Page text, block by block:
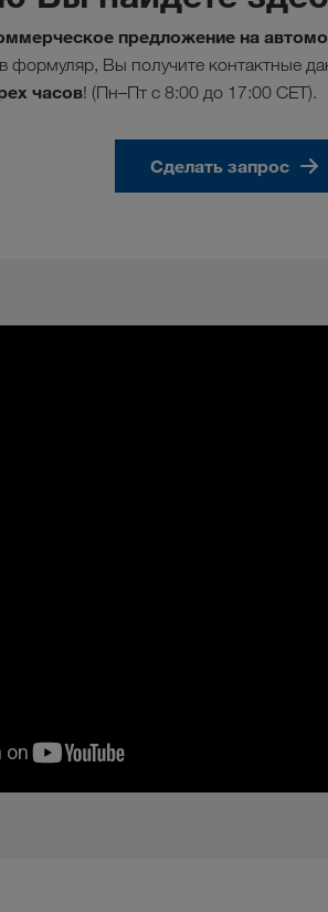
предложение на
формуляр, Вы получите контактные
часов! (Пн–Пт с 8:00 до 17:00 CET).
Сделать запрос